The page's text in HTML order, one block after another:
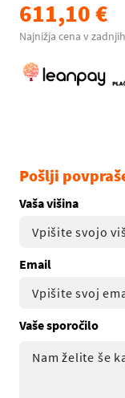
611,10 €
Najnižja cena v
Pošlji
Vaša višina
Email
Vaše sporočilo